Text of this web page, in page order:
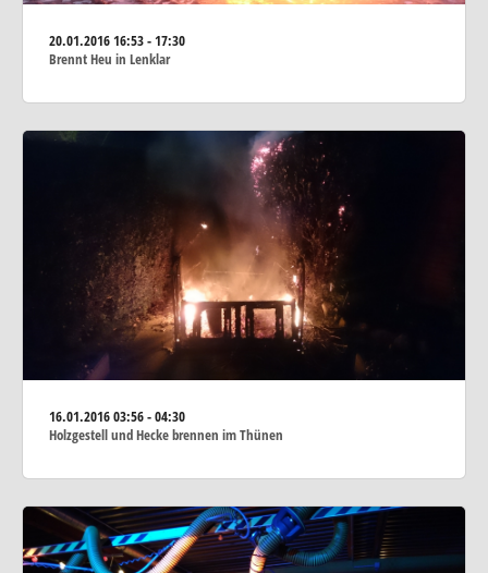
20.01.201616:53 - 17:30
Brennt Heu in Lenklar
16.01.201603:56 - 04:30
Holzgestell und Hecke brennen im Thünen